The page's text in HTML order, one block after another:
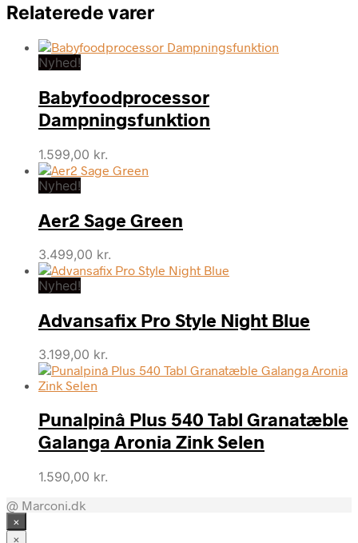
Relaterede varer
Nyhed!
Babyfoodprocessor
Dampningsfunktion
1.599,00 kr.
Nyhed!
Aer2 Sage Green
3.499,00 kr.
Nyhed!
Advansafix Pro Style Night Blue
3.199,00 kr.
Punalpinâ Plus 540 Tabl Granatæble
Galanga Aronia Zink Selen
1.590,00 kr.
@ Marconi.dk
×
×